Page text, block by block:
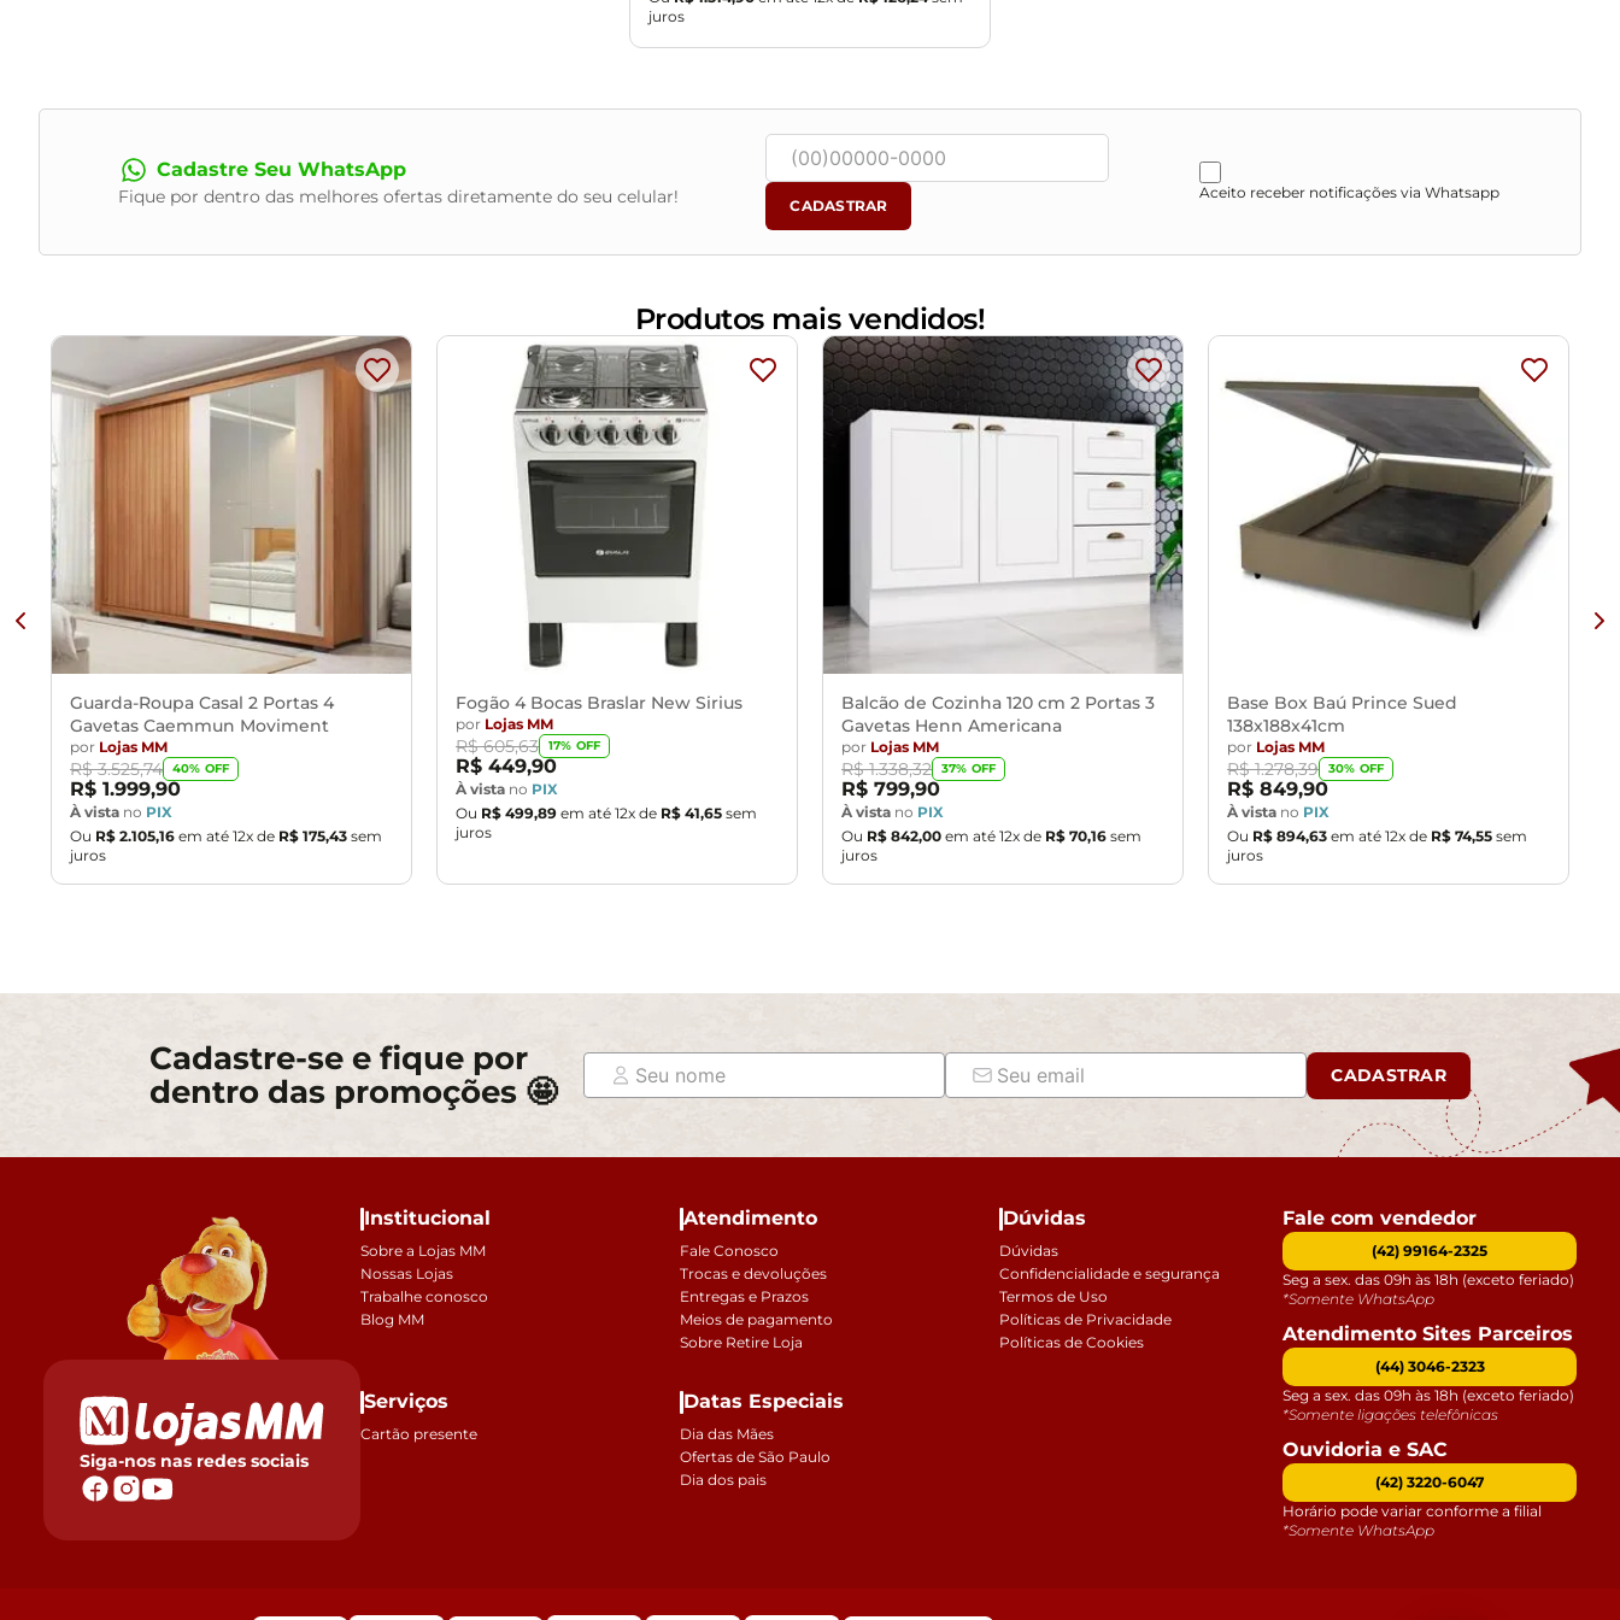
juros
Cadastre Seu WhatsApp
Fique por dentro das melhores ofertas diretamente do seu celular! CADASTRAR
Aceito receber notificações via Whatsapp
Produtos mais vendidos!
Guarda-Roupa Casal 2 Portas 4
Gavetas Caemmun Moviment
por Lojas MM
R$ 3.525,74 40% OFF
R$ 1.999,90
À vista no PIX
Ou R$ 2.105,16 em até 12x de R$ 175,43 sem
juros
Fogão 4 Bocas Braslar New Sirius
por Lojas MM
R$ 605,63 17% OFF
R$ 449,90
À vista no PIX
Ou R$ 499,89 em até 12x de R$ 41,65 sem
juros
Balcão de Cozinha 120 cm 2 Portas 3
Gavetas Henn Americana
por Lojas MM
R$ 1.338,32 37% OFF
R$ 799,90
À vista no PIX
Ou R$ 842,00 em até 12x de R$ 70,16 sem
juros
Base Box Baú Prince Sued
138x188x41cm
por Lojas MM
R$ 1.278,39 30% OFF
R$ 849,90
À vista no PIX
Ou R$ 894,63 em até 12x de R$ 74,55 sem
juros
Cadastre-se e fique por
dentro das promoções 🤩
CADASTRAR
Siga-nos nas redes sociais
Institucional
Sobre a Lojas MM
Nossas Lojas
Trabalhe conosco
Blog MM
Atendimento
Fale Conosco
Trocas e devoluções
Entregas e Prazos
Meios de pagamento
Sobre Retire Loja
Dúvidas
Dúvidas
Confidencialidade e segurança
Termos de Uso
Políticas de Privacidade
Políticas de Cookies
Serviços
Cartão presente
Datas Especiais
Dia das Mães
Ofertas de São Paulo
Dia dos pais
Fale com vendedor
(42) 99164-2325
Seg a sex. das 09h às 18h (exceto feriado)
*Somente WhatsApp
Atendimento Sites Parceiros
(44) 3046-2323
Seg a sex. das 09h às 18h (exceto feriado)
*Somente ligações telefônicas
Ouvidoria e SAC
(42) 3220-6047
Horário pode variar conforme a filial
*Somente WhatsApp